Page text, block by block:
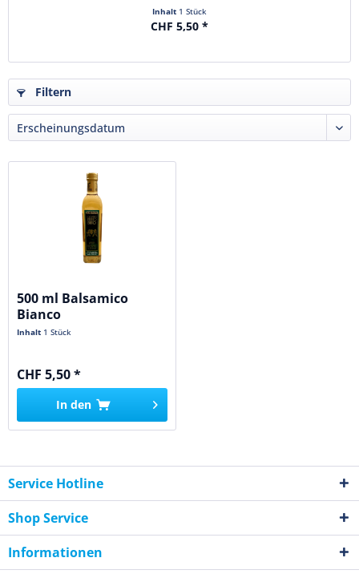
Inhalt 1 Stück
CHF 5,50 *
Filtern
500 ml Balsamico
Bianco
Inhalt 1 Stück
CHF 5,50 *
In den
Service Hotline
Shop Service
Informationen